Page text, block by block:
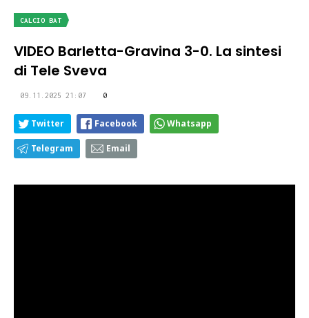
CALCIO BAT
VIDEO Barletta-Gravina 3-0. La sintesi
di Tele Sveva
09.11.2025 21:07 0
Twitter Facebook Whatsapp
Telegram Email